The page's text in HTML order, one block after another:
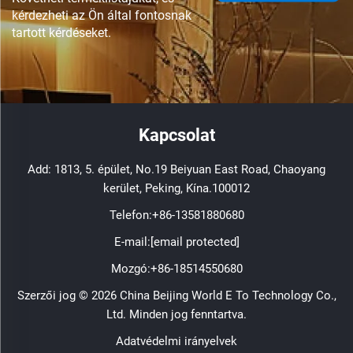
automatizált vezérlés és
az űrtechnológia.
kérdezheti az Ön által fontosnak
tartott kérdéseket.
Kapcsolat
Add: 1813, 5. épület, No.19 Beiyuan East Road, Chaoyang
kerület, Peking, Kína.100012
Telefon:+86-13581880680
E-mail: [email protected]
Mozgó:+86-18514550680
Szerzői jog © 2026 China Beijing World E To Technology Co.,
Ltd. Minden jog fenntartva.
Adatvédelmi irányelvek